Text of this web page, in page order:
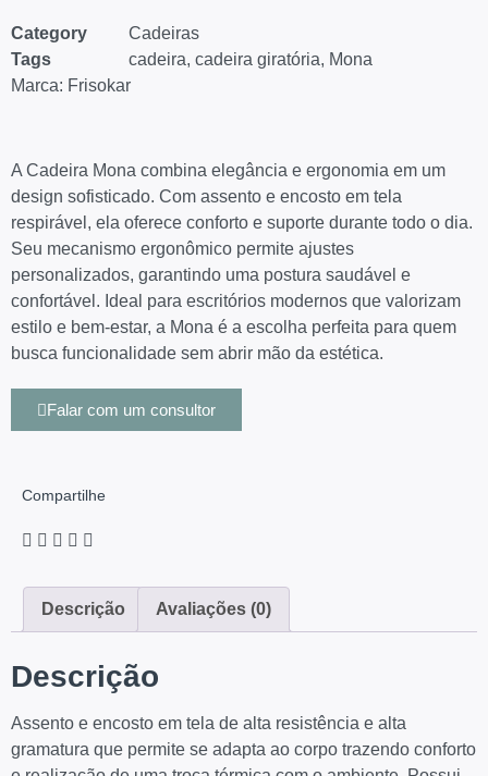
Category
Cadeiras
Tags
cadeira, cadeira giratória, Mona
Marca: Frisokar
A Cadeira Mona combina elegância e ergonomia em um
design sofisticado. Com assento e encosto em tela
respirável, ela oferece conforto e suporte durante todo o dia.
Seu mecanismo ergonômico permite ajustes
personalizados, garantindo uma postura saudável e
confortável. Ideal para escritórios modernos que valorizam
estilo e bem-estar, a Mona é a escolha perfeita para quem
busca funcionalidade sem abrir mão da estética.
Falar com um consultor
Compartilhe
Descrição Avaliações (0)
Descrição
Assento e encosto em tela de alta resistência e alta
gramatura que permite se adapta ao corpo trazendo conforto